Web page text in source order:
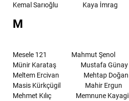
Kemal Sarıoğlu Kaya İmrag
M
Mesele 121
Mahmut Şenol
Münir Karataş
Mustafa Günay
Meltem Ercivan
Mehtap Doğan
Masis Kürkçügil
Mahir Ergun
Mehmet Kılıç
Memnune Kayagil